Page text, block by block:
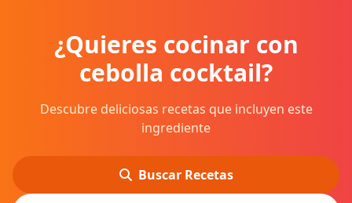
¿Quieres cocinar con
cebolla cocktail?
Descubre deliciosas recetas que incluyen este
ingrediente
Buscar Recetas